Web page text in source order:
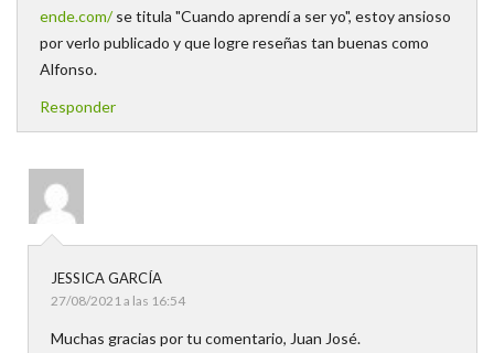
ende.com/se titula "Cuando aprendí a ser yo", estoy ansioso
por verlo publicado y que logre reseñas tan buenas como
Alfonso.
Responder
JESSICA GARCÍA
27/08/2021 a las 16:54
Muchas gracias por tu comentario, Juan José.